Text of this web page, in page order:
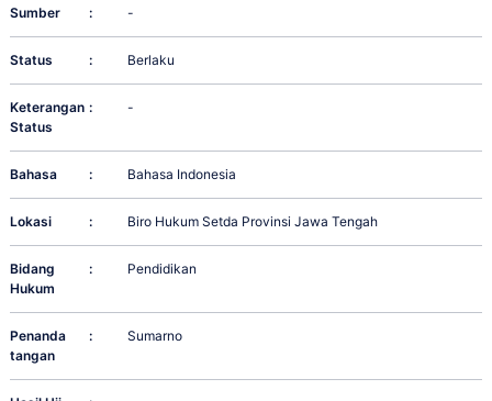
Sumber : -
Status : Berlaku
Keterangan
Status
: -
Bahasa : Bahasa Indonesia
Lokasi : Biro Hukum Setda Provinsi Jawa Tengah
Bidang
Hukum
: Pendidikan
Penanda
tangan
: Sumarno